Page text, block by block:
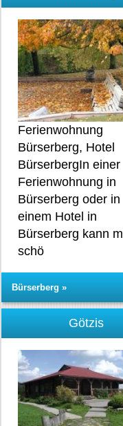
Ferienwohnung
Bürserberg, Hotel
BürserbergIn einer
Ferienwohnung in
Bürserberg oder in
einem Hotel in
Bürserberg kann
schö
Bürserberg »
Götzis